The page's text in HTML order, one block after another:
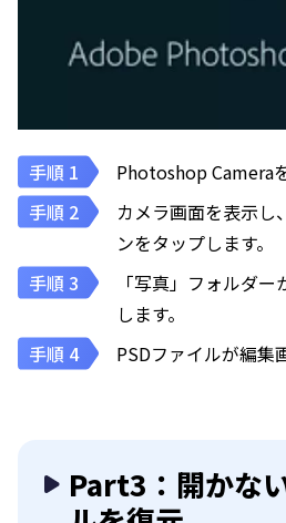
Photoshop Camera
カメラ画面を表示し
ンをタップします。
「写真」フォルダ
します。
PSDファイルが編集
Part3：開かな